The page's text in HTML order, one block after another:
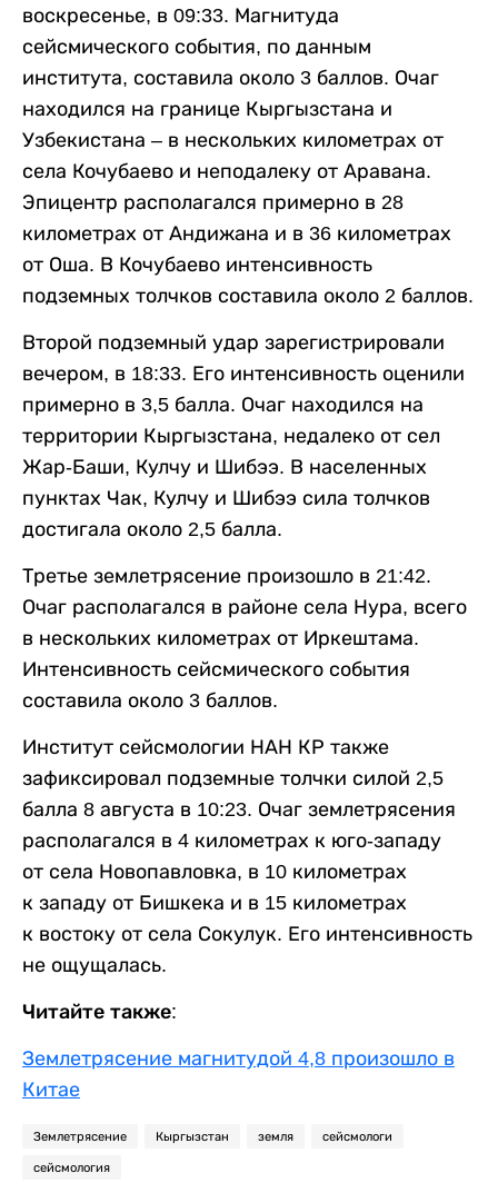
воскресенье, в 09:33. Магнитуда
сейсмического события, по данным
института, составила около 3 баллов. Очаг
находился на границе Кыргызстана и
Узбекистана – в нескольких километрах от
села Кочубаево и неподалеку от Аравана.
Эпицентр располагался примерно в 28
километрах от Андижана и в 36 километрах
от Оша. В Кочубаево интенсивность
подземных толчков составила около 2 баллов.
Второй подземный удар зарегистрировали
вечером, в 18:33. Его интенсивность оценили
примерно в 3,5 балла. Очаг находился на
территории Кыргызстана, недалеко от сел
Жар-Баши, Кулчу и Шибээ. В населенных
пунктах Чак, Кулчу и Шибээ сила толчков
достигала около 2,5 балла.
Третье землетрясение произошло в 21:42.
Очаг располагался в районе села Нура, всего
в нескольких километрах от Иркештама.
Интенсивность сейсмического события
составила около 3 баллов.
Институт сейсмологии НАН КР также
зафиксировал подземные толчки силой 2,5
балла 8 августа в 10:23. Очаг землетрясения
располагался в 4 километрах к юго-западу
от села Новопавловка, в 10 километрах
к западу от Бишкека и в 15 километрах
к востоку от села Сокулук. Его интенсивность
не ощущалась.
Читайте также:
Землетрясение магнитудой 4,8 произошло в
Китае
Землетрясение Кыргызстан земля сейсмологи
сейсмология